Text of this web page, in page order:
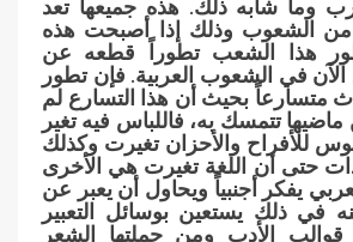
وما شابه ذلك. هذه جميعها تعد
الشعوب وذلك إذا أصبحت هذه
هذا الشعب تطوراً قطعه عن
في الشعوب العربية. فإن تطور
متسارعاً بحيث أن هذا التسارع لم
ماضيها تتمسك به، فاللباس فيه تغير
للأفراح والأحزان تغيرت وكذلك
حتى أن اللغة تغيرت هي الأخرى
يفكر أجنبياً ويحاول أن يعبر عن
في ذلك يستعين بوسائل التعبير
قوالب الأدب ومن جملتها الشعر